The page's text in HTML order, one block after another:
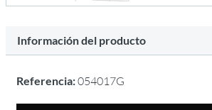
Información del producto
Referencia:054017G